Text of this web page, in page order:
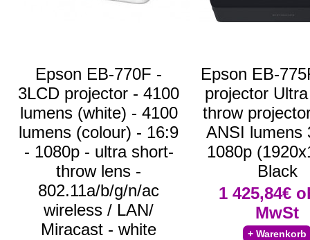
Epson EB-770F -
3LCD projector - 4100
lumens (white) - 4100
lumens (colour) - 16:9
- 1080p - ultra short-
throw lens -
802.11a/b/g/n/ac
wireless / LAN/
Miracast - white
Epson EB-
projector
throw
ANSI lumens
1080p
Black
1 425,84€
MwSt